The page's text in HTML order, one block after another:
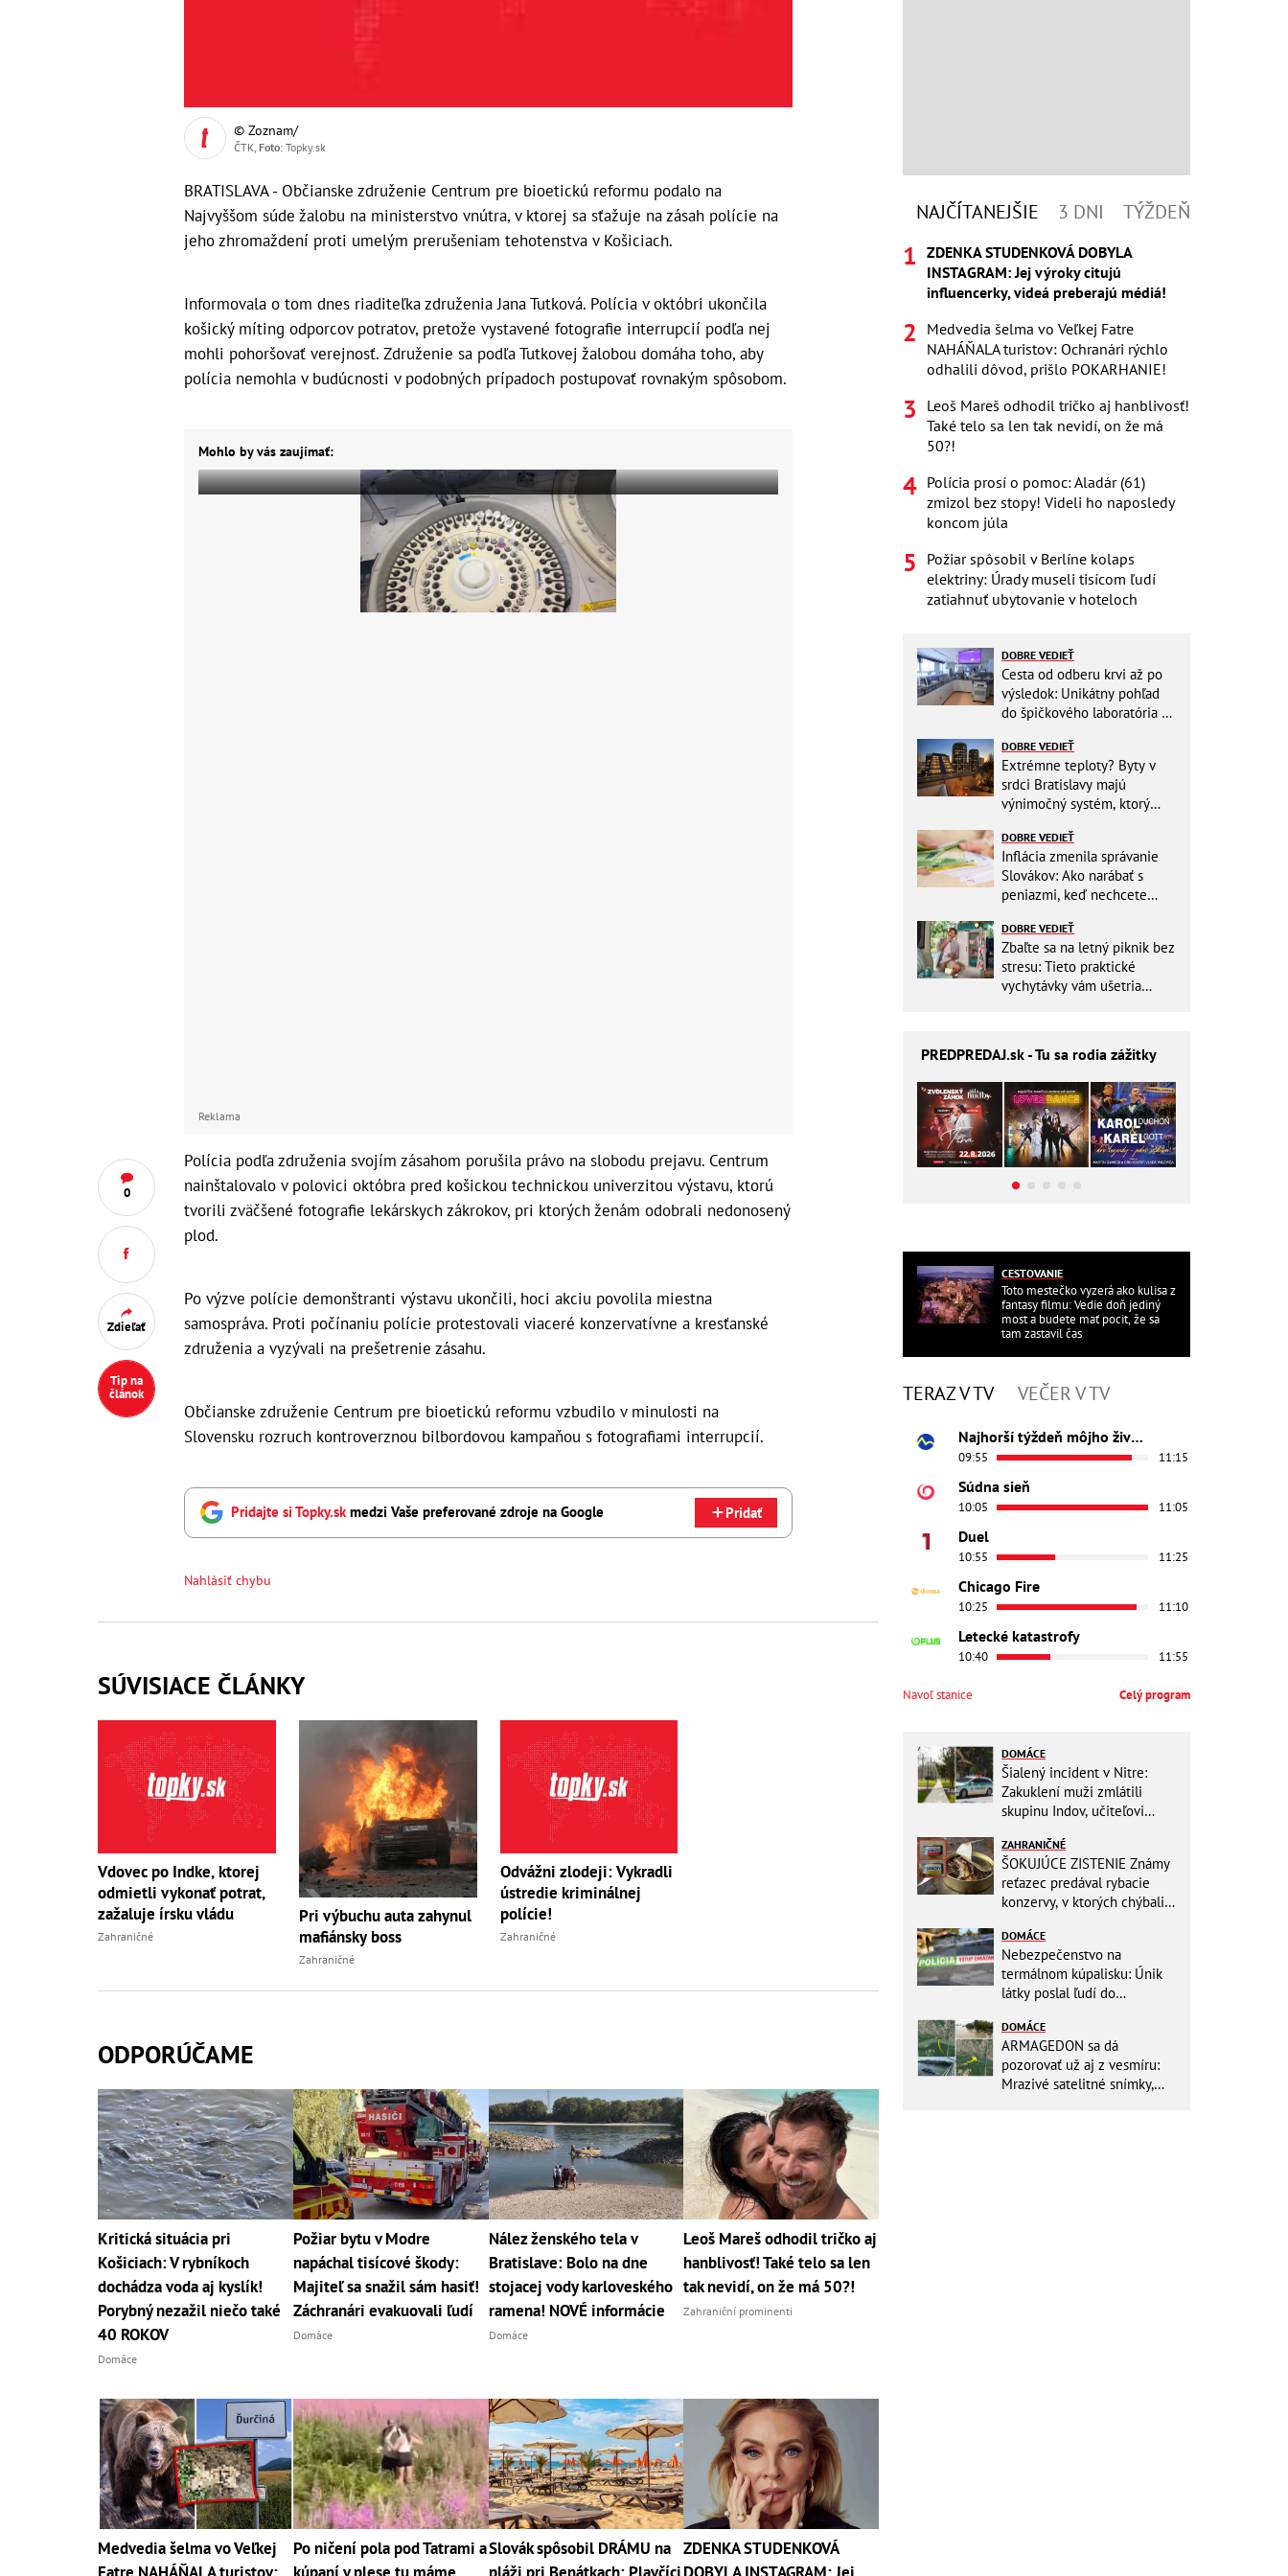
0
Zdieľať
Tip na
článok
© Zoznam/
ČTK, Foto: Topky.sk
BRATISLAVA - Občianske združenie Centrum pre bioetickú reformu podalo na
Najvyššom súde žalobu na ministerstvo vnútra, v ktorej sa sťažuje na zásah polície na
jeho zhromaždení proti umelým prerušeniam tehotenstva v Košiciach.
Informovala o tom dnes riaditeľka združenia Jana Tutková. Polícia v októbri ukončila
košický míting odporcov potratov, pretože vystavené fotografie interrupcií podľa nej
mohli pohoršovať verejnosť. Združenie sa podľa Tutkovej žalobou domáha toho, aby
polícia nemohla v budúcnosti v podobných prípadoch postupovať rovnakým spôsobom.
Mohlo by vás zaujímať:
Reklama
Polícia podľa združenia svojím zásahom porušila právo na slobodu prejavu. Centrum
nainštalovalo v polovici októbra pred košickou technickou univerzitou výstavu, ktorú
tvorili zväčšené fotografie lekárskych zákrokov, pri ktorých ženám odobrali nedonosený
plod.
Po výzve polície demonštranti výstavu ukončili, hoci akciu povolila miestna
samospráva. Proti počínaniu polície protestovali viaceré konzervatívne a kresťanské
združenia a vyzývali na prešetrenie zásahu.
Občianske združenie Centrum pre bioetickú reformu vzbudilo v minulosti na
Slovensku rozruch kontroverznou bilbordovou kampaňou s fotografiami interrupcií.
Pridajte si Topky.skmedzi Vaše preferované zdroje na Google Pridať
Nahlásiť chybu
SÚVISIACE ČLÁNKY
Vdovec po Indke, ktorej
odmietli vykonať potrat,
zažaluje írsku vládu
Zahraničné
Pri výbuchu auta zahynul
mafiánsky boss
Zahraničné
Odvážni zlodeji: Vykradli
ústredie kriminálnej
polície!
Zahraničné
ODPORÚČAME
Kritická situácia pri
Košiciach: V rybníkoch
dochádza voda aj kyslík!
Porybný nezažil niečo také
40 ROKOV
Domáce
Požiar bytu v Modre
napáchal tisícové škody:
Majiteľ sa snažil sám hasiť!
Záchranári evakuovali ľudí
Domáce
Nález ženského tela v
Bratislave: Bolo na dne
stojacej vody karloveského
ramena! NOVÉ informácie
Domáce
Leoš Mareš odhodil tričko aj
hanblivosť! Také telo sa len
tak nevidí, on že má 50?!
Zahraniční prominenti
Medvedia šelma vo Veľkej
Po ničení pola pod Tatrami aSlovák spôsobil DRÁMU na
ZDENKA STUDENKOVÁ
NAJČÍTANEJŠIE 3 DNI TÝŽDEŇ
ZDENKA STUDENKOVÁ DOBYLA
INSTAGRAM: Jej výroky citujú
influencerky, videá preberajú médiá!
Medvedia šelma vo Veľkej Fatre
NAHÁŇALA turistov: Ochranári rýchlo
odhalili dôvod, prišlo POKARHANIE!
Leoš Mareš odhodil tričko aj hanblivosť!
Také telo sa len tak nevidí, on že má
50?!
Polícia prosí o pomoc: Aladár (61)
zmizol bez stopy! Videli ho naposledy
koncom júla
Požiar spôsobil v Berlíne kolaps
elektriny: Úrady museli tisícom ľudí
zatiahnuť ubytovanie v hoteloch
DOBRE VEDIEŤ
Cesta od odberu krvi až po
výsledok: Unikátny pohľad
do špičkového laboratória na
DOBRE VEDIEŤ
Extrémne teploty? Byty v
srdci Bratislavy majú
výnimočný systém, ktorý
DOBRE VEDIEŤ
Inflácia zmenila správanie
Slovákov: Ako narábať s
peniazmi, keď nechcete
DOBRE VEDIEŤ
Zbaľte sa na letný piknik bez
stresu: Tieto praktické
vychytávky vám ušetria
PREDPREDAJ.sk - Tu sa rodia zážitky
CESTOVANIE
Toto mestečko vyzerá ako kulisa z
fantasy filmu: Vedie doň jediný
most a budete mať pocit, že sa
tam zastavil čas
TERAZ V TV VEČER V TV
Najhorší týždeň môjho života
09:55 11:15
Súdna sieň
10:05 11:05
Duel
10:55 11:25
Chicago Fire
10:25 11:10
Letecké katastrofy
10:40 11:55
Navoľ stanice Celý program
DOMÁCE
Šialený incident v Nitre:
Zakuklení muži zmlátili
skupinu Indov, učiteľovi
tvár!
ZAHRANIČNÉ
ŠOKUJÚCE ZISTENIE Známy
reťazec predával rybacie
konzervy, v ktorých chýbali
aj vy
DOMÁCE
Nebezpečenstvo na
termálnom kúpalisku: Únik
látky poslal ľudí do
vyšetrovanie
DOMÁCE
ARMAGEDON sa dá
pozorovať už aj z vesmíru:
Mrazivé satelitné snímky,